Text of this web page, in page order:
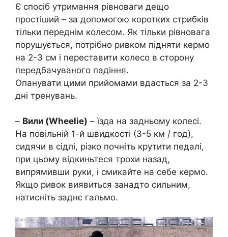
Є спосіб утримання рівноваги дещо
простіший – за допомогою коротких стрибків
тільки переднім колесом. Як тільки рівновага
порушується, потрібно ривком підняти кермо
на 2-3 см і переставити колесо в сторону
передбачуваного падіння.
Опанувати цими прийомами вдасться за 2-3
дні тренувань.
– Вили (Wheelie) – їзда на задньому колесі.
На повільній 1-й швидкості (3-5 км / год),
сидячи в сідлі, різко почніть крутити педалі,
при цьому відкиньтеся трохи назад,
випрямивши руки, і смикайте на себе кермо.
Якщо ривок виявиться занадто сильним,
натисніть заднє гальмо.